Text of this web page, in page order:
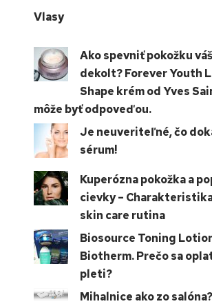
Vlasy
Ako spevniť pokožku
dekolt? Forever Youth
Shape krém od Yves
môže byť odpoveďou.
Je neuveriteľné, čo
sérum!
Kuperózna pokožka a
cievky –
skin care rutina
Biosource Toning
Biotherm. Prečo sa
pleti?
Mihalnice ako zo